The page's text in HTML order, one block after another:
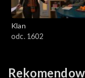
Klan
odc. 1602